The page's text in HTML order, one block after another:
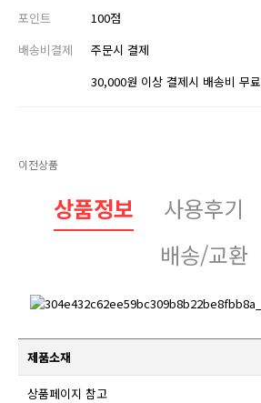
포인트
100점
배송비결제
주문시 결제
30,000원 이상 결제시 배송비 무료
이전상품
상품정보 사용후기
배송/교환
제품소재
상품페이지 참고